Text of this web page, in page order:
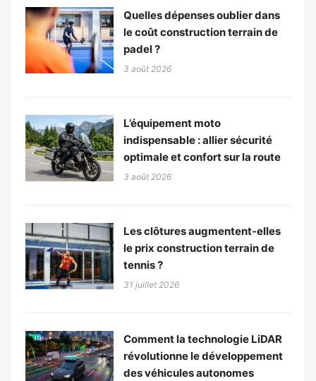
Quelles dépenses oublier dans
le coût construction terrain de
padel ?
3 août 2026
L’équipement moto
indispensable : allier sécurité
optimale et confort sur la route
3 août 2026
Les clôtures augmentent-elles
le prix construction terrain de
tennis ?
31 juillet 2026
Comment la technologie LiDAR
révolutionne le développement
des véhicules autonomes